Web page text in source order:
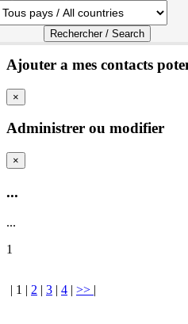
Pays :Tous paysType : Tous
Ajouter a mes contacts
×
Administrer ou modifier
×
...
...
1
1 2 3 4 >>